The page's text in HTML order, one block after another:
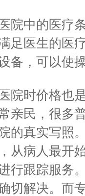
中的医疗条
足医生的医
备，可以使
时价格也是
亲民，很多
的真实写照
从病人最开
行跟踪服务
切解决。而